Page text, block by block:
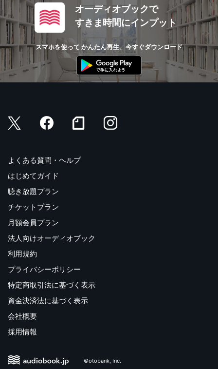
オーディオブックで
すきま時間にインプット
スマホを使って かんたん再生、今すぐダウンロード
よくある質問・ヘルプ
はじめてガイド
聴き放題プラン
チケットプラン
月額会員プラン
法人向けオーディオブック
利用規約
プライバシーポリシー
特定商取引法に基づく表示
資金決済法に基づく表示
会社概要
採用情報
©otobank, Inc.